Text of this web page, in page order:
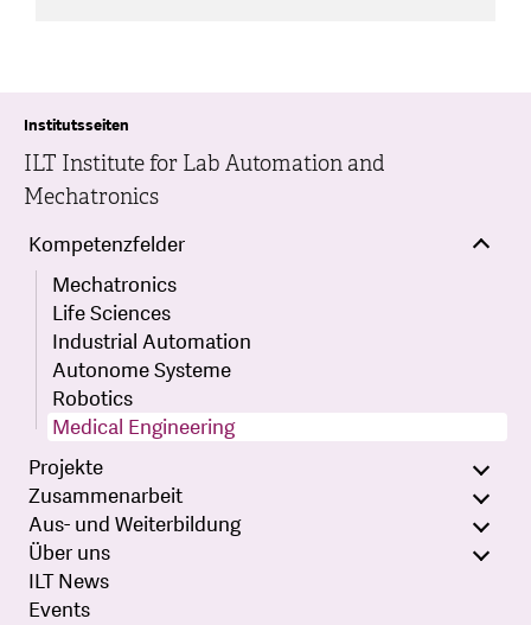
Institutsseiten
ILT Institute for Lab Automation and
Mechatronics
Kompetenzfelder
Mechatronics
Life Sciences
Industrial Automation
Autonome Systeme
Robotics
Medical Engineering
Projekte
Zusammenarbeit
Aus- und Weiterbildung
Über uns
ILT News
Events